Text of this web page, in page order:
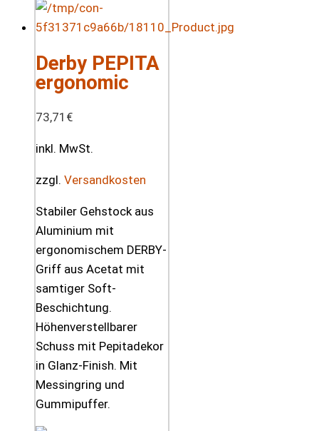
Derby PEPITA
ergonomic
73,71 €
inkl. MwSt.
zzgl. Versandkosten
Stabiler Gehstock aus
Aluminium mit
ergonomischem DERBY-
Griff aus Acetat mit
samtiger Soft-
Beschichtung.
Höhenverstellbarer
Schuss mit Pepitadekor
in Glanz-Finish. Mit
Messingring und
Gummipuffer.